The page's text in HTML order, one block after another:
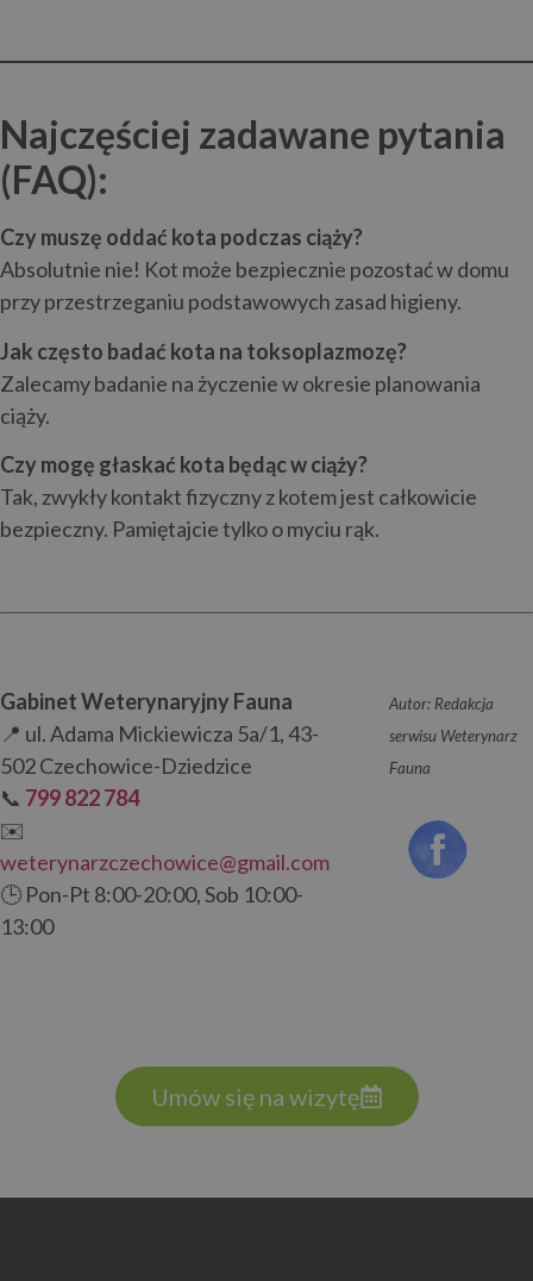
Najczęściej zadawane pytania
(FAQ):
Czy muszę oddać kota podczas ciąży?
Absolutnie nie! Kot może bezpiecznie pozostać w domu
przy przestrzeganiu podstawowych zasad higieny.
Jak często badać kota na toksoplazmozę?
Zalecamy badanie na życzenie w okresie planowania
ciąży.
Czy mogę głaskać kota będąc w ciąży?
Tak, zwykły kontakt fizyczny z kotem jest całkowicie
bezpieczny. Pamiętajcie tylko o myciu rąk.
Gabinet Weterynaryjny Fauna
📍 ul. Adama Mickiewicza 5a/1, 43-
502 Czechowice-Dziedzice
📞 799 822 784
✉️
weterynarzczechowice@gmail.com
🕒 Pon-Pt 8:00-20:00, Sob 10:00-
13:00
Autor: Redakcja
serwisu Weterynarz
Fauna
Umów się na wizytę